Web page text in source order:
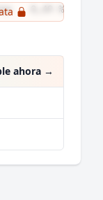
0,49 %
ahora →